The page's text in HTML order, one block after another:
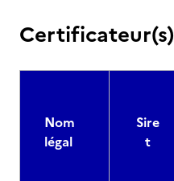
Certificateur(s)
Nom
légal
Sire
t